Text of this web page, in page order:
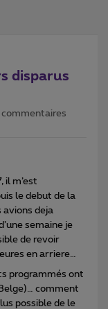
disparus
commentaires
il m’est
le debut de la
avions deja
semaine je
de revoir
en arriere…
programmés ont
comment
possible de le